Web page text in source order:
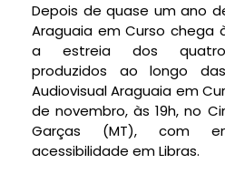
Depois de quase um ano
Araguaia em Curso chega
a estreia dos quatro
produzidos ao longo
Audiovisual Araguaia em
de novembro, às 19h, no
Garças (MT), com
acessibilidade em Libras.